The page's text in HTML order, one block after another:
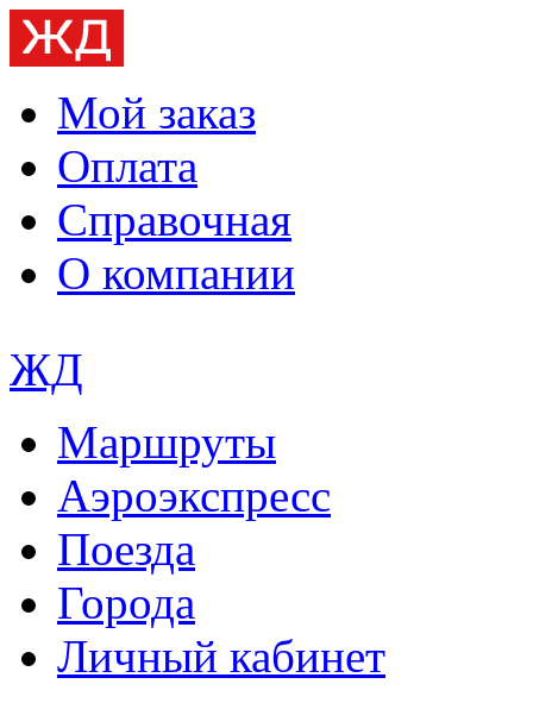
Мой заказ
Оплата
Справочная
О компании
ЖД
Маршруты
Аэроэкспресс
Поезда
Города
Личный кабинет